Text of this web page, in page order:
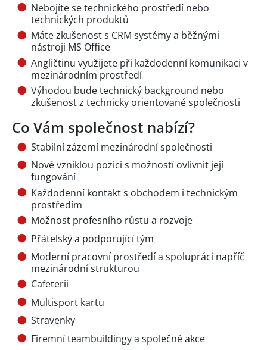
Nebojíte se technického prostředí nebo
technických produktů
Máte zkušenost s CRM systémy a běžnými
nástroji MS Office
Angličtinu využijete při každodenní komunikaci v
mezinárodním prostředí
Výhodou bude technický background nebo
zkušenost z technicky orientované společnosti
Co Vám společnost nabízí?
Stabilní zázemí mezinárodní společnosti
Nově vzniklou pozici s možností ovlivnit její
fungování
Každodenní kontakt s obchodem i technickým
prostředím
Možnost profesního růstu a rozvoje
Přátelský a podporující tým
Moderní pracovní prostředí a spolupráci napříč
mezinárodní strukturou
Cafeterii
Multisport kartu
Stravenky
Firemní teambuildingy a společné akce